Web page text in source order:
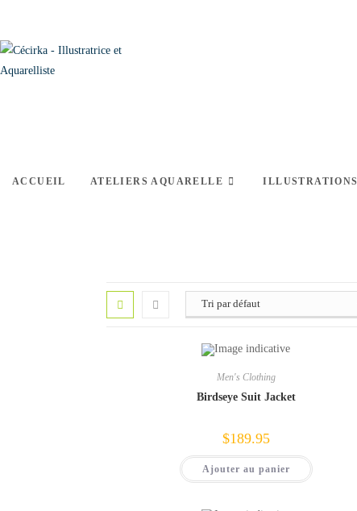
ACCUEIL ATELIERS AQUARELLE ILLUSTRATIONS
Men's Clothing
Birdseye Suit Jacket
$189.95
Ajouter au panier